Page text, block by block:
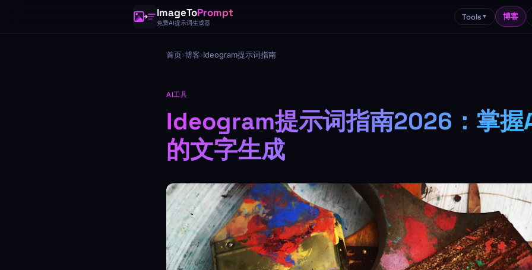
ImageToPrompt
免费AI提示词生成器
Tools▼ 博客
首页›博客›Ideogram提示词指南
AI工具
Ideogram提示词指南2026：掌握
的文字生成